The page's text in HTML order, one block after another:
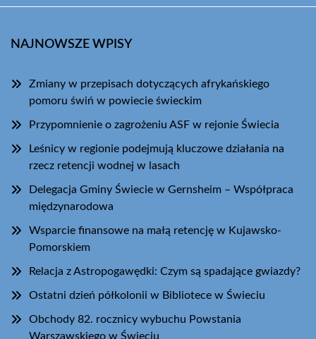
NAJNOWSZE WPISY
Zmiany w przepisach dotyczących afrykańskiego
pomoru świń w powiecie świeckim
Przypomnienie o zagrożeniu ASF w rejonie Świecia
Leśnicy w regionie podejmują kluczowe działania na
rzecz retencji wodnej w lasach
Delegacja Gminy Świecie w Gernsheim – Współpraca
międzynarodowa
Wsparcie finansowe na małą retencję w Kujawsko-
Pomorskiem
Relacja z Astropogawędki: Czym są spadające gwiazdy?
Ostatni dzień półkolonii w Bibliotece w Świeciu
Obchody 82. rocznicy wybuchu Powstania
Warszawskiego w Świeciu